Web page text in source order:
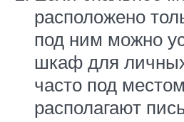
расположено
под ним можно
шкаф для
часто под
располагают